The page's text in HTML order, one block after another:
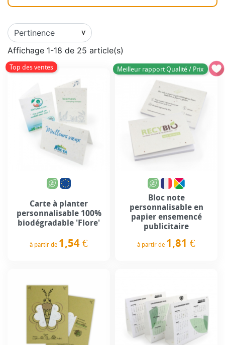
Affichage 1-18 de 25 article(s)
Top des ventes
Carte à planter
personnalisable 100%
biodégradable 'Flore'
à partir de 1,54 €
Meilleur rapport Qualité / Prix
Bloc note
personnalisable en
papier ensemencé
publicitaire
à partir de 1,81 €